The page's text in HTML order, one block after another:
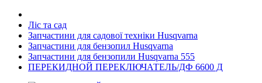
Ліс та сад
Запчастини для садової техніки Husqvarna
Запчастини для бензопил Husqvarna
Запчастини для бензопили Husqvarna 555
ПЕРЕКИДНОЙ ПЕРЕКЛЮЧАТЕЛЬ/ДФ 6600 Д